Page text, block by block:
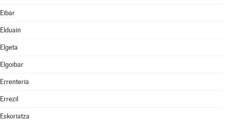
Eibar
Elduain
Elgeta
Elgoibar
Errenteria
Errezil
Eskoriatza